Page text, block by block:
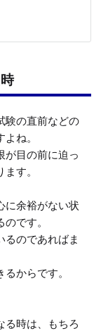
験の直前などの
ね。
が目の前に迫っ
す。
に余裕がない状
です。
るのであればま
からです。
る時は、もちろ